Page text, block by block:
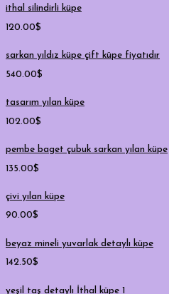
ithal silindirli küpe
120.00$
sarkan yıldız küpe çift küpe fiyatıdır
540.00$
tasarım yılan küpe
102.00$
pembe baget çubuk sarkan yılan küpe
135.00$
çivi yılan küpe
90.00$
beyaz mineli yuvarlak detaylı küpe
142.50$
yeşil taş detaylı İthal küpe 1